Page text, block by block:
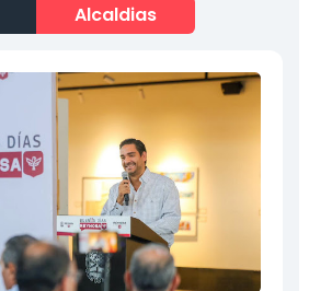
Alcaldias